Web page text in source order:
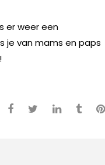
er weer een
je van mams en paps